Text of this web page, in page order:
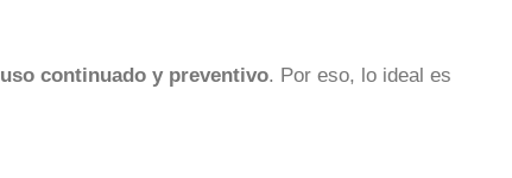
uso continuado y preventivo. Por eso, lo ideal es